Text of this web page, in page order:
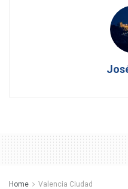
Home Valencia Ciudad